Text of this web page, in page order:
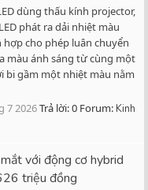
dùng thấu kính projector,
phát ra dải nhiệt màu
cho phép luân chuyển
màu ánh sáng từ cùng một
bi gầm một nhiệt màu nằm
7 2026Trả lời: 0 Forum:Kinh
với động cơ hybrid
triệu đồng